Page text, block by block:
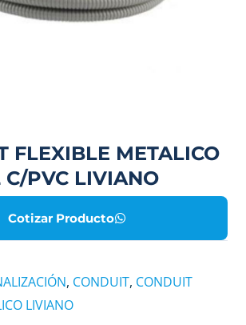
FLEXIBLE METALICO
C/PVC LIVIANO
Cotizar Producto
, CONDUIT, CONDUIT
LIVIANO